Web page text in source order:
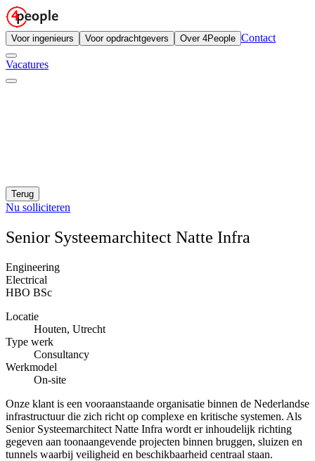
Voor ingenieurs Voor opdrachtgevers Over 4People Contact
Vacatures
Terug
Nu solliciteren
Senior Systeemarchitect Natte Infra
Engineering
Electrical
HBO BSc
Locatie
Houten, Utrecht
Type werk
Consultancy
Werkmodel
On-site
Onze klant is een vooraanstaande organisatie binnen de Nederlandse
infrastructuur die zich richt op complexe en kritische systemen. Als
Senior Systeemarchitect Natte Infra wordt er inhoudelijk richting
gegeven aan toonaangevende projecten binnen bruggen, sluizen en
tunnels waarbij veiligheid en beschikbaarheid centraal staan.